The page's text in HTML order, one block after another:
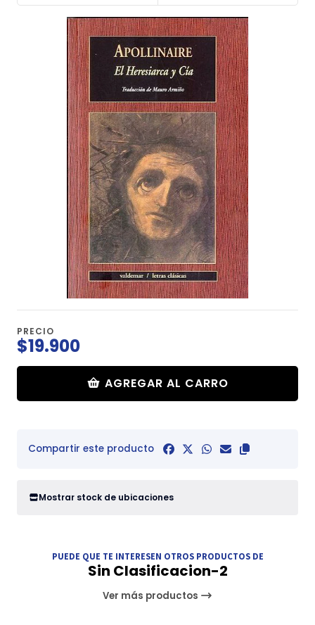
PRECIO
$19.900
AGREGAR AL CARRO
Compartir este producto
Mostrar stock de ubicaciones
PUEDE QUE TE INTERESEN OTROS PRODUCTOS DE
Sin Clasificacion-2
Ver más productos